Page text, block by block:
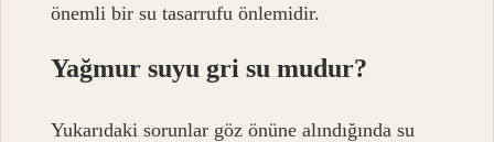
önemli bir su tasarrufu önlemidir.
Yağmur suyu gri su mudur?
Yukarıdaki sorunlar göz önüne alındığında su